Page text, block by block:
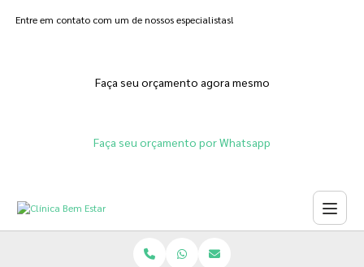
Entre em contato com um de nossos especialistas!
Faça seu orçamento agora mesmo
Faça seu orçamento por Whatsapp